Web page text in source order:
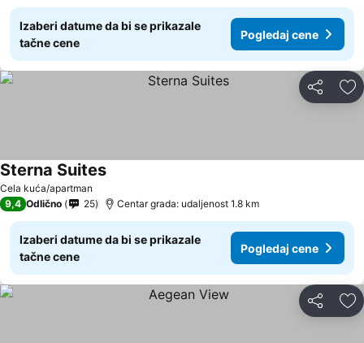
Izaberi datume da bi se prikazale
tačne cene
Pogledaj cene
Deli
Cela kuća/apartman
Sterna SuitesPogledaj cene
9,4 Odlično 25 Centar grada: udaljenost 1.8 km
Izaberi datume da bi se prikazale
tačne cene
Pogledaj cene
Deli